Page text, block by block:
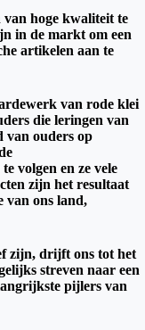
van hoge kwaliteit te
in de markt om een
artikelen aan te
van rode klei
die leringen van
van ouders op
volgen en ze vele
zijn het resultaat
van ons land,
zijn, drijft ons tot het
streven naar een
pijlers van